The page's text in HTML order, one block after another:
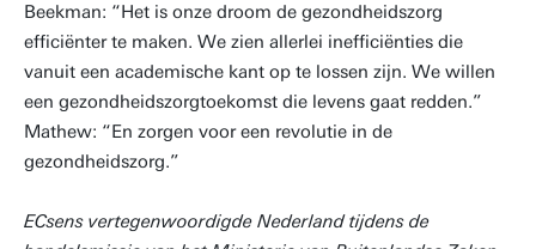
Beekman: “Het is onze droom de gezondheidszorg
efficiënter te maken. We zien allerlei inefficiënties die
vanuit een academische kant op te lossen zijn. We willen
een gezondheidszorgtoekomst die levens gaat redden.”
Mathew: “En zorgen voor een revolutie in de
gezondheidszorg.”
ECsens vertegenwoordigde Nederland tijdens de